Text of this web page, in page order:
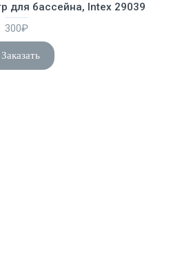
для бассейна, Intex 29039
300₽
Заказать